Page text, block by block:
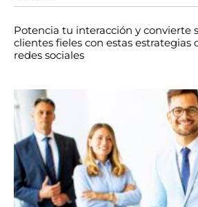
Potencia tu interacción y convierte
clientes fieles con estas estrategias
redes sociales